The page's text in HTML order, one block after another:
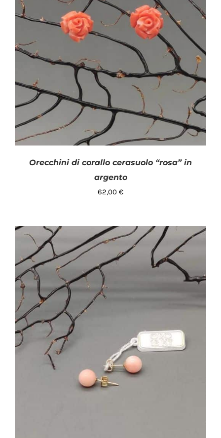
AGGIUNGI AL CARRELLO
Orecchini di corallo cerasuolo “rosa” in
argento
62,00 €